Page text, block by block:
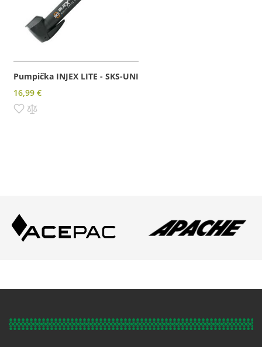
Pumpička INJEX LITE - SKS-UNI
16,99 €
Pridať do zoznamu prianí